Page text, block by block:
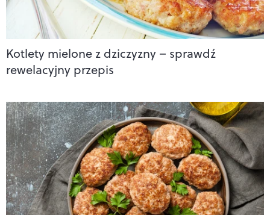
Kotlety mielone z dziczyzny – sprawdź
rewelacyjny przepis